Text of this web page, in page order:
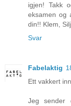
igjen! Takk
eksamen og
din!! Klem,
Svar
Fabelaktig
Ett vakkert
Jeg sender